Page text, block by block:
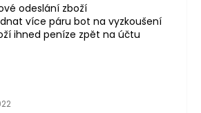
odeslání zboží
více páru bot na vyzkoušení
ihned peníze zpět na účtu
obchodu je 5 z 5 hvězdiček.